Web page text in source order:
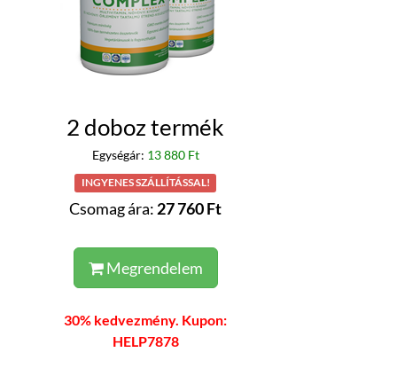
2 doboz termék
Egységár: 13 880 Ft
INGYENES SZÁLLÍTÁSSAL!
Csomag ára: 27 760 Ft
Megrendelem
30% kedvezmény. Kupon:
HELP7878